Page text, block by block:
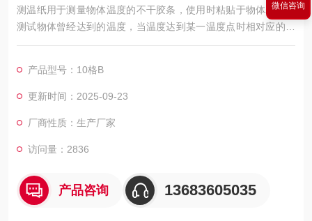
测温纸用于测量物体温度的不干胶条，使用时粘贴于物体表面，
测试物体曾经达到的温度，当温度达到某一温度点时相对应的测
温纸就会变色记录，且不可逆转，并有华、摄氏显示，简便直
产品型号：10格B
更新时间：2025-09-23
厂商性质：生产厂家
访问量：2836
产品咨询 13683605035
微信咨询